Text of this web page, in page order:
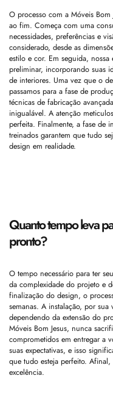
O processo com a Móveis
ao fim. Começa com uma
necessidades, preferências e
considerado, desde as
estilo e cor. Em seguida,
preliminar, incorporando suas
de interiores. Uma vez que o
passamos para a fase de
técnicas de fabricação
inigualável. A atenção
perfeita. Finalmente, a fase de
treinados garantem que tudo
design em realidade.
Quanto tempo leva
pronto?
O tempo necessário para ter
da complexidade do projeto e
finalização do design, o
semanas. A instalação, por
dependendo da extensão do
Móveis Bom Jesus, nunca
comprometidos em entregar a
suas expectativas, e isso
que tudo esteja perfeito.
excelência.